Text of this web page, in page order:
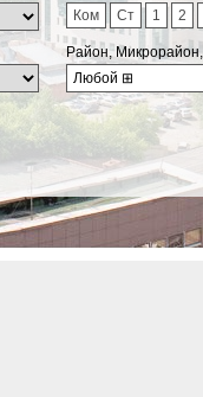
Ком
Ст 1 2
Район,
Любой ⊞